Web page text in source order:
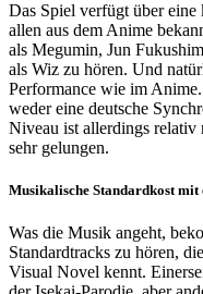
Das Spiel verfügt über eine
allen aus dem Anime
als Megumin, Jun
als Wiz zu hören. Und
Performance wie im
weder eine deutsche
Niveau ist allerdings relativ
sehr gelungen.
Musikalische Standardkost mit
Was die Musik angeht,
Standardtracks zu hören,
Visual Novel kennt.